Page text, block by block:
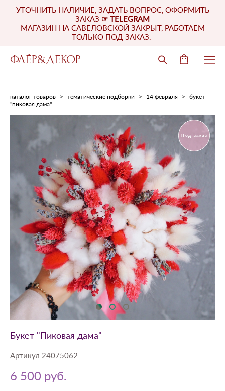
УТОЧНИТЬ НАЛИЧИЕ, ЗАДАТЬ ВОПРОС, ОФОРМИТЬ
ЗАКАЗ ☞ TELEGRAM
МАГАЗИН НА САВЕЛОВСКОЙ ЗАКРЫТ, РАБОТАЕМ
ТОЛЬКО ПОД ЗАКАЗ.
ФЛЁР&ДЕКОР
каталог товаров > тематические подборки > 14 февраля > букет
"пиковая дама"
Под заказ
Букет "Пиковая дама"
Артикул 24075062
6 500 pуб.